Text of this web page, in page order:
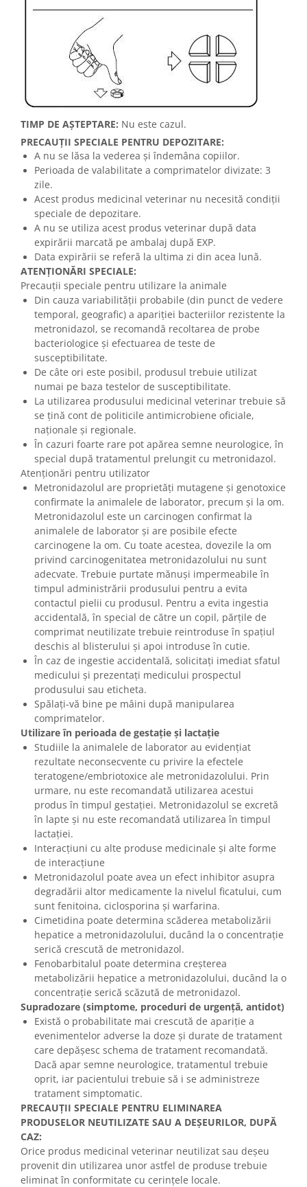
TIMP DE AŞTEPTARE: Nu este cazul.
PRECAUŢII SPECIALE PENTRU DEPOZITARE:
A nu se lăsa la vederea şi îndemâna copiilor.
Perioada de valabilitate a comprimatelor divizate: 3
zile.
Acest produs medicinal veterinar nu necesită condiţii
speciale de depozitare.
A nu se utiliza acest produs veterinar după data
expirării marcată pe ambalaj după EXP.
Data expirării se referă la ultima zi din acea lună.
ATENŢIONĂRI SPECIALE:
Precauţii speciale pentru utilizare la animale
Din cauza variabilității probabile (din punct de vedere
temporal, geografic) a apariției bacteriilor rezistente la
metronidazol, se recomandă recoltarea de probe
bacteriologice și efectuarea de teste de
susceptibilitate.
De câte ori este posibil, produsul trebuie utilizat
numai pe baza testelor de susceptibilitate.
La utilizarea produsului medicinal veterinar trebuie să
se ţină cont de politicile antimicrobiene oficiale,
naţionale şi regionale.
În cazuri foarte rare pot apărea semne neurologice, în
special după tratamentul prelungit cu metronidazol.
Atenţionări pentru utilizator
Metronidazolul are proprietăți mutagene și genotoxice
confirmate la animalele de laborator, precum și la om.
Metronidazolul este un carcinogen confirmat la
animalele de laborator și are posibile efecte
carcinogene la om. Cu toate acestea, dovezile la om
privind carcinogenitatea metronidazolului nu sunt
adecvate. Trebuie purtate mănuși impermeabile în
timpul administrării produsului pentru a evita
contactul pielii cu produsul. Pentru a evita ingestia
accidentală, în special de către un copil, părțile de
comprimat neutilizate trebuie reintroduse în spațiul
deschis al blisterului și apoi introduse în cutie.
În caz de ingestie accidentală, solicitaţi imediat sfatul
medicului şi prezentaţi medicului prospectul
produsului sau eticheta.
Spălați-vă bine pe mâini după manipularea
comprimatelor.
Utilizare în perioada de gestaţie și lactaţie
Studiile la animalele de laborator au evidențiat
rezultate neconsecvente cu privire la efectele
teratogene/embriotoxice ale metronidazolului. Prin
urmare, nu este recomandată utilizarea acestui
produs în timpul gestației. Metronidazolul se excretă
în lapte și nu este recomandată utilizarea în timpul
lactației.
Interacţiuni cu alte produse medicinale și alte forme
de interacţiune
Metronidazolul poate avea un efect inhibitor asupra
degradării altor medicamente la nivelul ficatului, cum
sunt fenitoina, ciclosporina și warfarina.
Cimetidina poate determina scăderea metabolizării
hepatice a metronidazolului, ducând la o concentrație
serică crescută de metronidazol.
Fenobarbitalul poate determina creșterea
metabolizării hepatice a metronidazolului, ducând la o
concentrație serică scăzută de metronidazol.
Supradozare (simptome, proceduri de urgenţă, antidot)
Există o probabilitate mai crescută de apariție a
evenimentelor adverse la doze și durate de tratament
care depășesc schema de tratament recomandată.
Dacă apar semne neurologice, tratamentul trebuie
oprit, iar pacientului trebuie să i se administreze
tratament simptomatic.
PRECAUŢII SPECIALE PENTRU ELIMINAREA
PRODUSELOR NEUTILIZATE SAU A DEŞEURILOR, DUPĂ
CAZ:
Orice produs medicinal veterinar neutilizat sau deşeu
provenit din utilizarea unor astfel de produse trebuie
eliminat în conformitate cu cerinţele locale.